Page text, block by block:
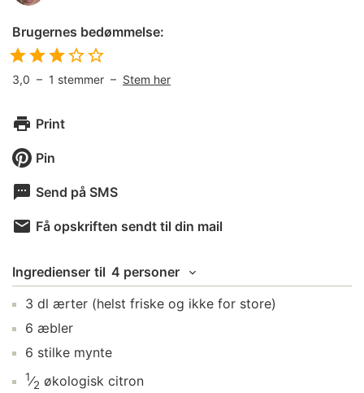
Brugernes bedømmelse:
3,0 – 1 stemmer – Stem her
Print
Pin
Send på SMS
Få opskriften sendt til din mail
Ingredienser til 4 personer
3 dl ærter (helst friske og ikke for store)
6 æbler
6 stilke mynte
1⁄2 økologisk citron